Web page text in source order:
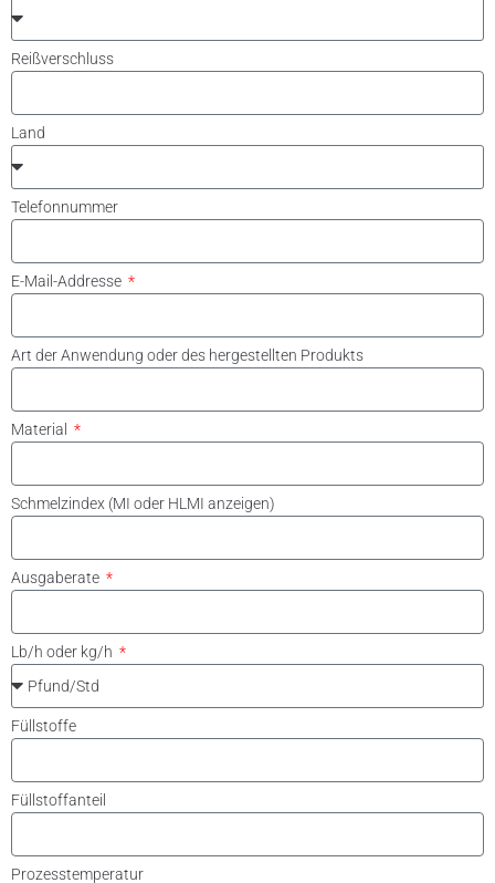
Reißverschluss
Land
Telefonnummer
E-Mail-Addresse
Art der Anwendung oder des hergestellten Produkts
Material
Schmelzindex (MI oder HLMI anzeigen)
Ausgaberate
Lb/h oder kg/h
Füllstoffe
Füllstoffanteil
Prozesstemperatur